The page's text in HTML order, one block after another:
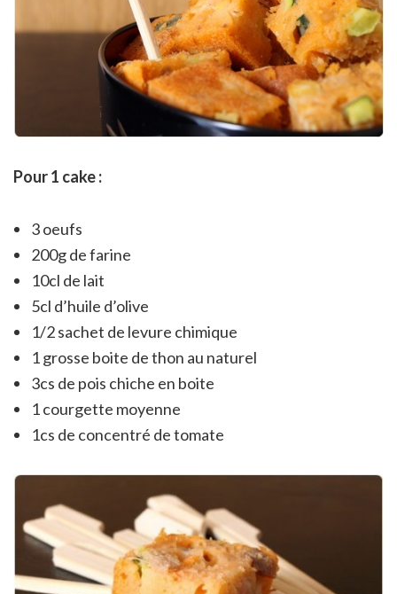
Pour 1 cake :
3 oeufs
200g de farine
10cl de lait
5cl d’huile d’olive
1/2 sachet de levure chimique
1 grosse boite de thon au naturel
3cs de pois chiche en boite
1 courgette moyenne
1cs de concentré de tomate